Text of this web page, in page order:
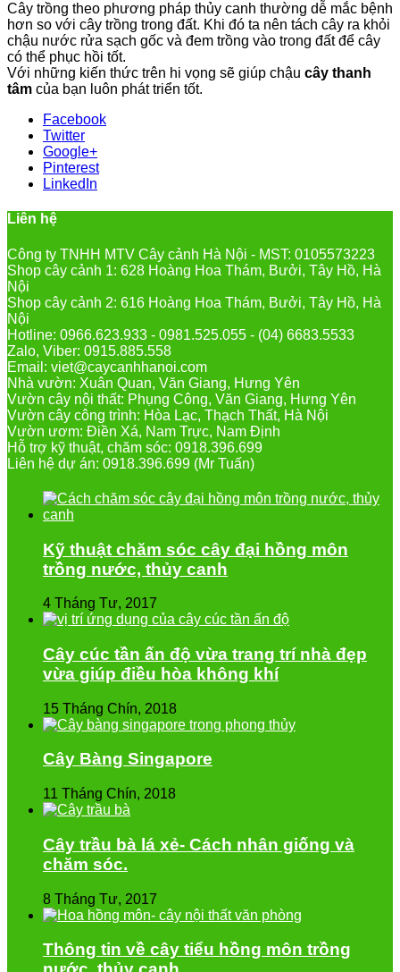
Cây trồng theo phương pháp thủy canh thường dễ mắc bệnh
hơn so với cây trồng trong đất. Khi đó ta nên tách cây ra khỏi
chậu nước rửa sạch gốc và đem trồng vào trong đất để cây
có thể phục hồi tốt.
Với những kiến thức trên hi vọng sẽ giúp chậu cây thanh
tâm của bạn luôn phát triển tốt.
Facebook
Twitter
Google+
Pinterest
LinkedIn
Liên hệ
Công ty TNHH MTV Cây cảnh Hà Nội - MST: 0105573223
Shop cây cảnh 1: 628 Hoàng Hoa Thám, Bưởi, Tây Hồ, Hà
Nội
Shop cây cảnh 2: 616 Hoàng Hoa Thám, Bưởi, Tây Hồ, Hà
Nội
Hotline: 0966.623.933 - 0981.525.055 - (04) 6683.5533
Zalo, Viber: 0915.885.558
Email: viet@caycanhhanoi.com
Nhà vườn: Xuân Quan, Văn Giang, Hưng Yên
Vườn cây nội thất: Phụng Công, Văn Giang, Hưng Yên
Vườn cây công trình: Hòa Lạc, Thạch Thất, Hà Nội
Vườn ươm: Điền Xá, Nam Trực, Nam Định
Hỗ trợ kỹ thuật, chăm sóc: 0918.396.699
Liên hệ dự án: 0918.396.699 (Mr Tuấn)
Kỹ thuật chăm sóc cây đại hồng môn
trồng nước, thủy canh
4 Tháng Tư, 2017
Cây cúc tần ấn độ vừa trang trí nhà đẹp
vừa giúp điều hòa không khí
15 Tháng Chín, 2018
Cây Bàng Singapore
11 Tháng Chín, 2018
Cây trầu bà lá xẻ- Cách nhân giống và
chăm sóc.
8 Tháng Tư, 2017
Thông tin về cây tiểu hồng môn trồng